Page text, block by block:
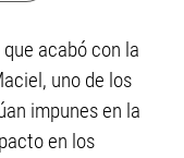
acabó con la
uno de los
impunes en la
en los